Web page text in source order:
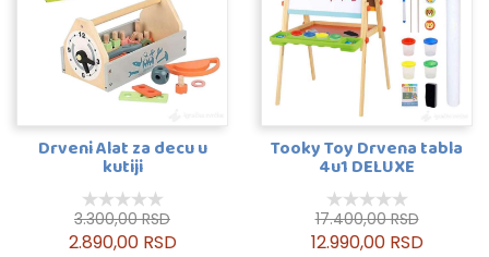
Drveni Alat za decu u
kutiji
3.300,00 RSD
2.890,00 RSD
Tooky Toy Drvena tabla
4u1 DELUXE
17.400,00 RSD
12.990,00 RSD